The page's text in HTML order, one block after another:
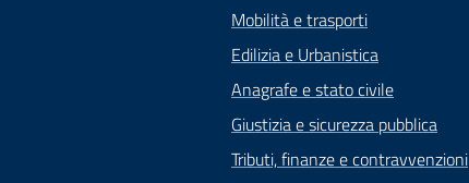
Mobilità e trasporti
Edilizia e Urbanistica
Anagrafe e stato civile
Giustizia e sicurezza pubblica
Tributi, finanze e contravvenzioni